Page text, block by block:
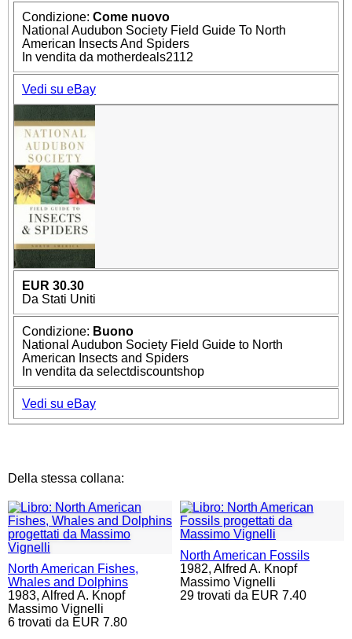
Condizione: Come nuovo
National Audubon Society Field Guide To North
American Insects And Spiders
In vendita da motherdeals2112
Vedi su eBay
EUR 30.30
Da Stati Uniti
Condizione: Buono
National Audubon Society Field Guide to North
American Insects and Spiders
In vendita da selectdiscountshop
Vedi su eBay
Della stessa collana:
North American Fishes,
Whales and Dolphins
1983, Alfred A. Knopf
Massimo Vignelli
6 trovati da EUR 7.80
North American Fossils
1982, Alfred A. Knopf
Massimo Vignelli
29 trovati da EUR 7.40